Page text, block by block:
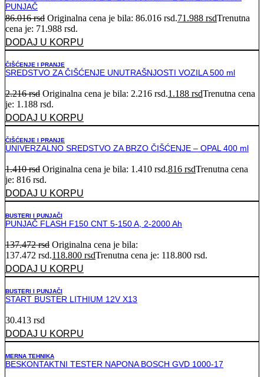
PUNJAČ
86.016rsd Originalna cena je bila: 86.016 rsd.71.988 rsdTrenutna
cena je: 71.988 rsd.
DODAJ U KORPU
ČIŠĆENJE I PRANJE
SREDSTVO ZA ČIŠĆENJE UNUTRAŠNJOSTI VOZILA 500 ml
2.216rsd Originalna cena je bila: 2.216 rsd.1.188 rsdTrenutna cena
je: 1.188 rsd.
DODAJ U KORPU
ČIŠĆENJE I PRANJE
UNIVERZALNO SREDSTVO ZA BRZO ČIŠĆENJE – OPAL 400 ml
1.410rsd Originalna cena je bila: 1.410 rsd.816 rsdTrenutna cena
je: 816 rsd.
DODAJ U KORPU
BUSTERI I PUNJAČI
PUNJAČ FLASH F150 CNT 5-150 A, 2-2000 Ah
137.472rsd Originalna cena je bila:
137.472 rsd.118.800 rsdTrenutna cena je: 118.800 rsd.
DODAJ U KORPU
BUSTERI I PUNJAČI
START BUSTER LITHIUM 12V X13
30.413 rsd
DODAJ U KORPU
MERNA TEHNIKA
BESKONTAKTNI TESTER NAPONA BOSCH GVD 1000-17